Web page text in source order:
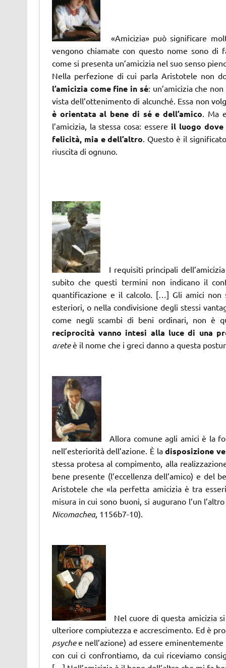
«Amicizia» può significare
vengono chiamate con questo nome sono
come si presenta un’amicizia nel suo senso
Nella perfezione di cui parla Aristotele non
l’amicizia come fine in sé: un’amicizia che
vista dell’ottenimento di alcunché. Essa non
è orientata al bene di sé e dell’amico . Ma
l’amicizia, la stessa cosa: essere il luogo
felicità, mia e dell’altro . Questo è il
riuscita di ognuno.
I requisiti principali
subito che questi termini non indicano il
quantificazione e il calcolo. […] Gli amici non
esteriori, o nella condivisione degli stessi
come negli scambi di beni ordinari, non è
reciprocità vanno intesi alla luce di una
areteè il nome che i greci danno a questa
Allora comune agli amici è la
nell’esteriorità dell’azione. È ladisposizione
stessa protesa al compimento, alla
bene presente (l’eccellenza dell’amico) e del
Aristotele che «la perfetta amicizia è tra
misura in cui sono buoni, si augurano l’un
Nicomachea, 1156b7-10).
Nel cuore di questa amicizia
ulteriore compiutezza e accrescimento. Ed è
psychee nell’azione) ad essere
con cui ci confrontiamo, da cui riceviamo